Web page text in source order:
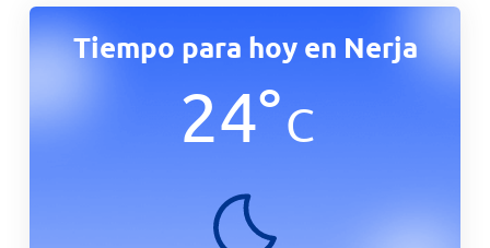
Tiempo para hoy en Nerja
24°C